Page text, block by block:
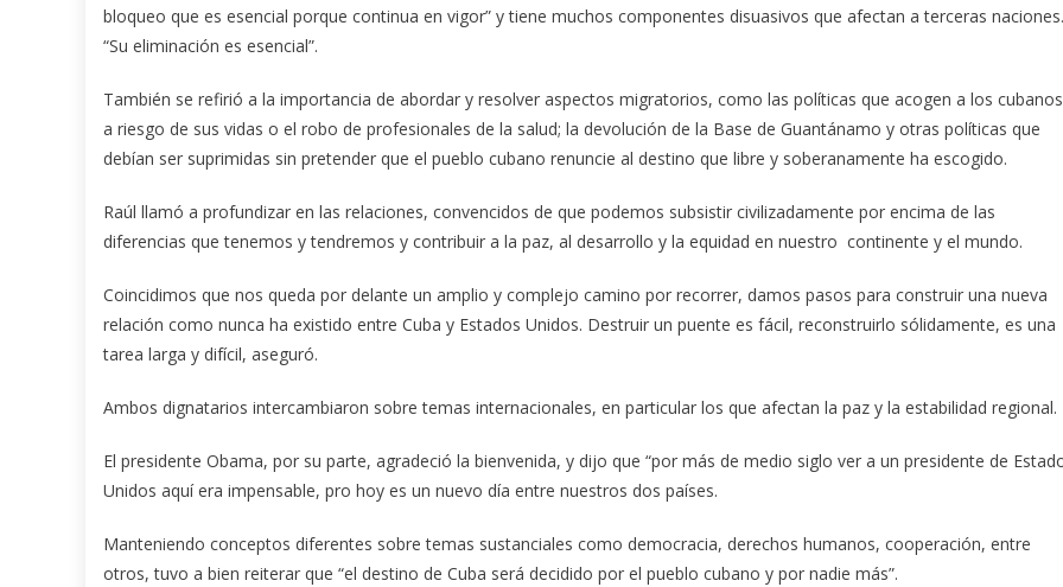
bloqueo que es esencial porque continua en vigor” y tiene muchos componentes disuasivos que afectan a terceras naciones.
“Su eliminación es esencial”.
También se refirió a la importancia de abordar y resolver aspectos migratorios, como las políticas que acogen a los cubanos
a riesgo de sus vidas o el robo de profesionales de la salud; la devolución de la Base de Guantánamo y otras políticas que
debían ser suprimidas sin pretender que el pueblo cubano renuncie al destino que libre y soberanamente ha escogido.
Raúl llamó a profundizar en las relaciones, convencidos de que podemos subsistir civilizadamente por encima de las
diferencias que tenemos y tendremos y contribuir a la paz, al desarrollo y la equidad en nuestro continente y el mundo.
Coincidimos que nos queda por delante un amplio y complejo camino por recorrer, damos pasos para construir una nueva
relación como nunca ha existido entre Cuba y Estados Unidos. Destruir un puente es fácil, reconstruirlo sólidamente, es una
tarea larga y difícil, aseguró.
Ambos dignatarios intercambiaron sobre temas internacionales, en particular los que afectan la paz y la estabilidad regional.
El presidente Obama, por su parte, agradeció la bienvenida, y dijo que “por más de medio siglo ver a un presidente de
Unidos aquí era impensable, pro hoy es un nuevo día entre nuestros dos países.
Manteniendo conceptos diferentes sobre temas sustanciales como democracia, derechos humanos, cooperación, entre
otros, tuvo a bien reiterar que “el destino de Cuba será decidido por el pueblo cubano y por nadie más”.